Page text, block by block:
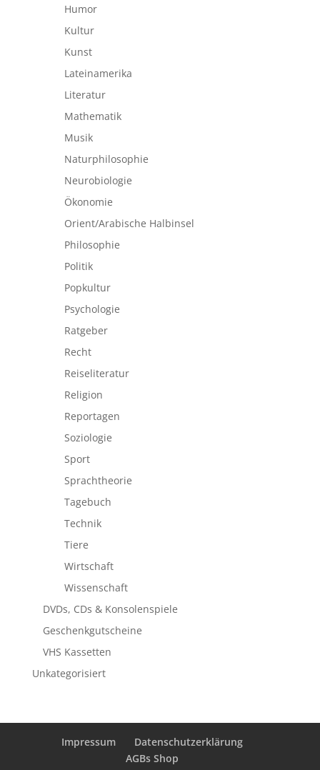
Humor
Kultur
Kunst
Lateinamerika
Literatur
Mathematik
Musik
Naturphilosophie
Neurobiologie
Ökonomie
Orient/Arabische Halbinsel
Philosophie
Politik
Popkultur
Psychologie
Ratgeber
Recht
Reiseliteratur
Religion
Reportagen
Soziologie
Sport
Sprachtheorie
Tagebuch
Technik
Tiere
Wirtschaft
Wissenschaft
DVDs, CDs & Konsolenspiele
Geschenkgutscheine
VHS Kassetten
Unkategorisiert
Impressum
Datenschutzerklärung
AGBs Shop